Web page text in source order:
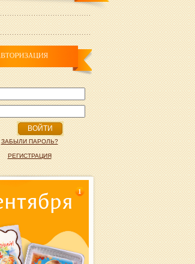
ВОЙТИ
ЗАБЫЛИ ПАРОЛЬ?
РЕГИСТРАЦИЯ
1